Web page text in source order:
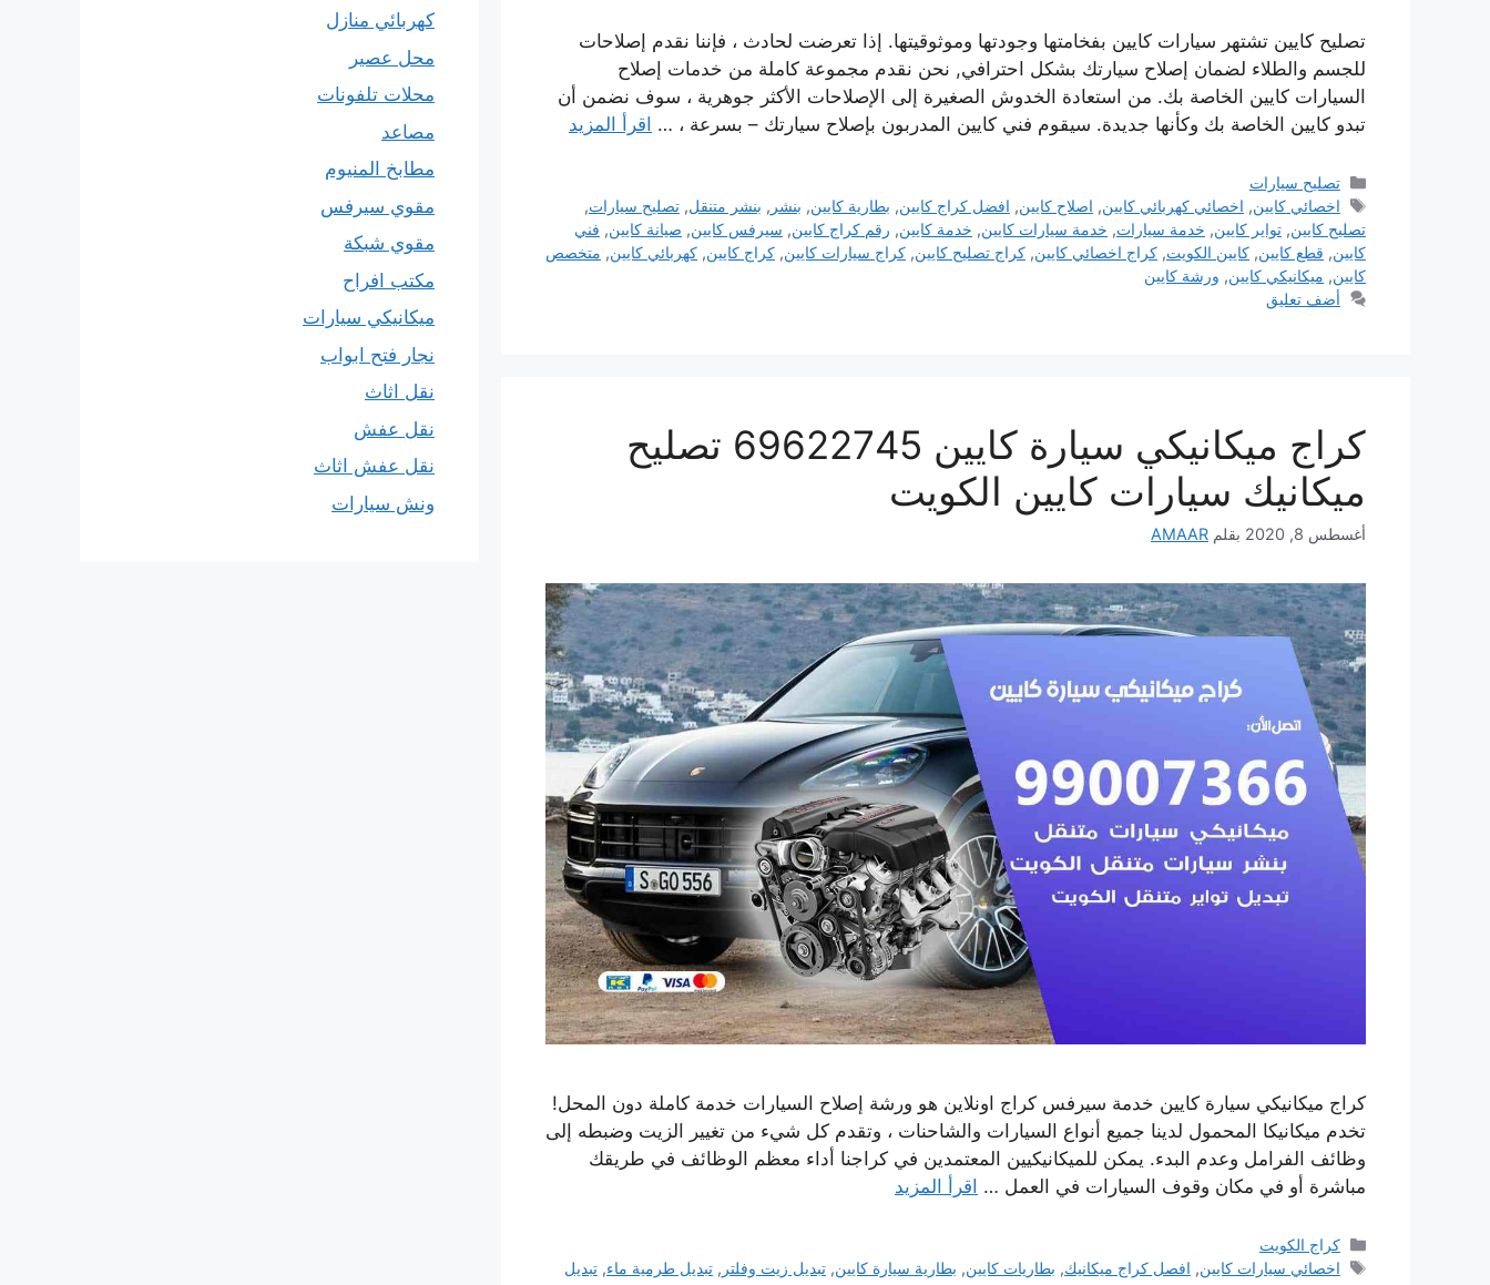
تصليح كايين تشتهر سيارات كايين بفخامتها وجودتها وموثوقيتها. إذا تعرضت لحادث ، فإننا نقدم إصلاحات
للجسم والطلاء لضمان إصلاح سيارتك بشكل احترافي, نحن نقدم مجموعة كاملة من خدمات إصلاح
السيارات كايين الخاصة بك. من استعادة الخدوش الصغيرة إلى الإصلاحات الأكثر جوهرية ، سوف نضمن أن
تبدو كايين الخاصة بك وكأنها جديدة. سيقوم فني كايين المدربون بإصلاح سيارتك – بسرعة ، … اقرأ المزيد
التصنيفات
تصليح سيارات
الوسوم
اخصائي كايين, اخصائي كهربائي كايين, اصلاح كايين, افضل كراج كايين, بطارية كايين, بنشر , بنشر متنقل,تصليح سيارات,
تصليح كايين, تواير كايين, خدمة سيارات, خدمة سيارات كايين, خدمة كايين, رقم كراج كايين, سيرفس كايين, صيانة كايين, فني
كايين, قطع كايين, كايين الكويت, كراج اخصائي كايين, كراج تصليح كايين, كراج سيارات كايين, كراج كايين, كهربائي كايين, متخصص
كايين, ميكانيكي كايين, ورشة كايين
أضف تعليق
كراج ميكانيكي سيارة كايين 69622745 تصليح
ميكانيك سيارات كايين الكويت
أغسطس 8, 2020 بقلم AMAAR
كراج ميكانيكي سيارة كايين خدمة سيرفس كراج اونلاين هو ورشة إصلاح السيارات خدمة كاملة دون المحل!
تخدم ميكانيكا المحمول لدينا جميع أنواع السيارات والشاحنات ، وتقدم كل شيء من تغيير الزيت وضبطه إلى
وظائف الفرامل وعدم البدء. يمكن للميكانيكيين المعتمدين في كراجنا أداء معظم الوظائف في طريقك
مباشرة أو في مكان وقوف السيارات في العمل … اقرأ المزيد
التصنيفات
كراج الكويت
الوسوم
اخصائي سيارات كايين, افصل كراج ميكانيك, بطاريات كايين, بطارية سيارة كايين,تبديل زيت وفلتر ,تبديل طرمية ماء,تبديل
كهربائي منازل
محل عصير
محلات تلفونات
مصاعد
مطابخ المنيوم
مقوي سيرفس
مقوي شبكة
مكتب افراح
ميكانيكي سيارات
نجار فتح ابواب
نقل اثاث
نقل عفش
نقل عفش اثاث
ونش سيارات